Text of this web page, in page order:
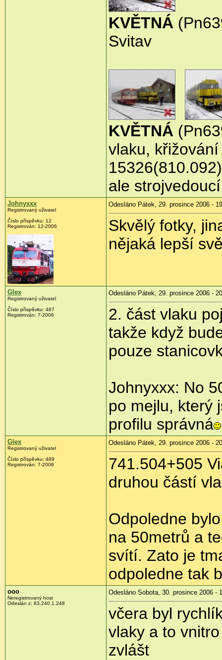
KVĚTNÁ
Svitav
KVĚTNÁ
vlaku,
ale
Johnyxxx
Registrovaný uživatel
Číslo příspěvku: 12
Registrován: 12-2006
Odesláno Pátek, 29. prosince 2006 -
Skvělý fotky,
nějaká lepší
Glex
Registrovaný uživatel
Číslo příspěvku: 487
Registrován: 7-2006
Odesláno Pátek, 29. prosince 2006 -
2. část vlaku
takže když
pouze
Johnyxxx: No
po mejlu, který
profilu správná
Glex
Registrovaný uživatel
Číslo příspěvku: 489
Registrován: 7-2006
Odesláno Pátek, 29. prosince 2006 -
741.504+505
druhou částí
Odpoledne
na 50metrů a
svítí. Zato je
odpoledne tak
ooo
Neregistrovaný host
Odeslán z: 83.240.1.248
Odesláno Sobota, 30. prosince 2006 -
včera byl
vlaky a to
zvlášt